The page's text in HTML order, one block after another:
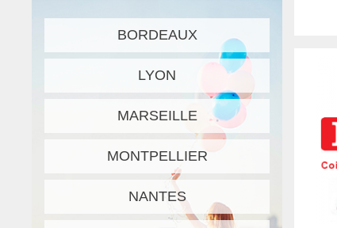
BORDEAUX
LYON
MARSEILLE
MONTPELLIER
NANTES